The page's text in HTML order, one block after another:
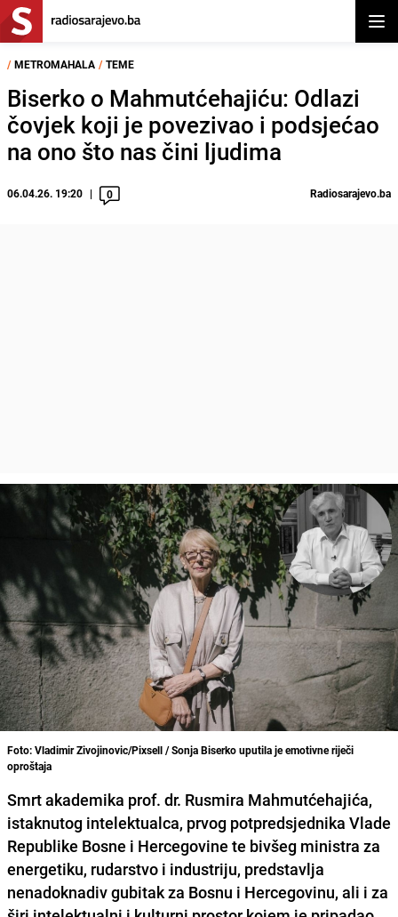
/ METROMAHALA / TEME
Biserko o Mahmutćehajiću: Odlazi
čovjek koji je povezivao i podsjećao
na ono što nas čini ljudima
06.04.26. 19:20 0 Radiosarajevo.ba
Foto: Vladimir Zivojinovic/Pixsell / Sonja Biserko uputila je emotivne riječi
oproštaja
Smrt akademika prof. dr. Rusmira Mahmutćehajića,
istaknutog intelektualca, prvog potpredsjednika Vlade
Republike Bosne i Hercegovine te bivšeg ministra za
energetiku, rudarstvo i industriju, predstavlja
nenadoknadiv gubitak za Bosnu i Hercegovinu, ali i za